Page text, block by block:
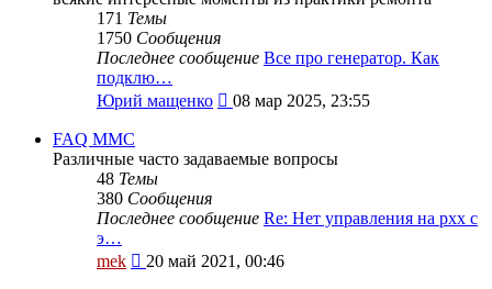
171 Темы
1750 Сообщения
Последнее сообщение Все про генератор. Как
подклю…
Юрий мащенко
Перейти
сообщению
08 мар 2025, 23:55
FAQ MMC
Различные часто задаваемые вопросы
48 Темы
380 Сообщения
Последнее сообщение Re: Нет управления на рхх с
э…
mek
Перейти
20 май 2021, 00:46